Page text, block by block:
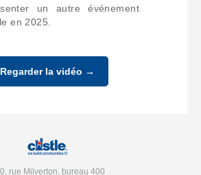
un autre événement
en 2025.
Regarder la vidéo →
rue Milverton, bureau 400